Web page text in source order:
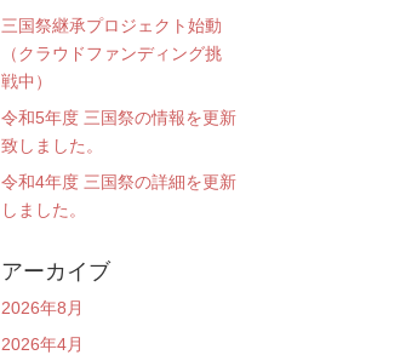
三国祭継承プロジェクト始動
（クラウドファンディング挑
戦中）
令和5年度 三国祭の情報を更新
致しました。
令和4年度 三国祭の詳細を更新
しました。
アーカイブ
2026年8月
2026年4月